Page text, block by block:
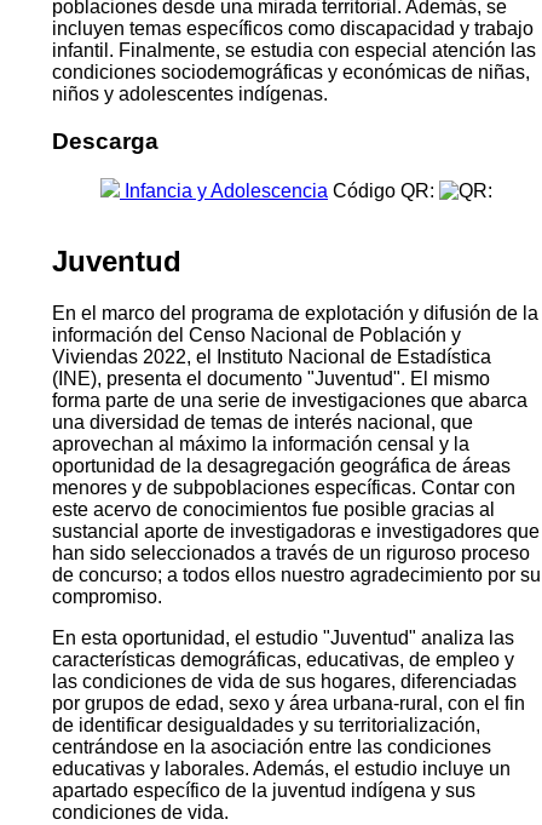
poblaciones desde una mirada territorial. Además, se
incluyen temas específicos como discapacidad y trabajo
infantil. Finalmente, se estudia con especial atención las
condiciones sociodemográficas y económicas de niñas,
niños y adolescentes indígenas.
Descarga
Infancia y Adolescencia Código QR:
Juventud
En el marco del programa de explotación y difusión de la
información del Censo Nacional de Población y
Viviendas 2022, el Instituto Nacional de Estadística
(INE), presenta el documento "Juventud". El mismo
forma parte de una serie de investigaciones que abarca
una diversidad de temas de interés nacional, que
aprovechan al máximo la información censal y la
oportunidad de la desagregación geográfica de áreas
menores y de subpoblaciones específicas. Contar con
este acervo de conocimientos fue posible gracias al
sustancial aporte de investigadoras e investigadores que
han sido seleccionados a través de un riguroso proceso
de concurso; a todos ellos nuestro agradecimiento por su
compromiso.
En esta oportunidad, el estudio "Juventud" analiza las
características demográficas, educativas, de empleo y
las condiciones de vida de sus hogares, diferenciadas
por grupos de edad, sexo y área urbana-rural, con el fin
de identificar desigualdades y su territorialización,
centrándose en la asociación entre las condiciones
educativas y laborales. Además, el estudio incluye un
apartado específico de la juventud indígena y sus
condiciones de vida.